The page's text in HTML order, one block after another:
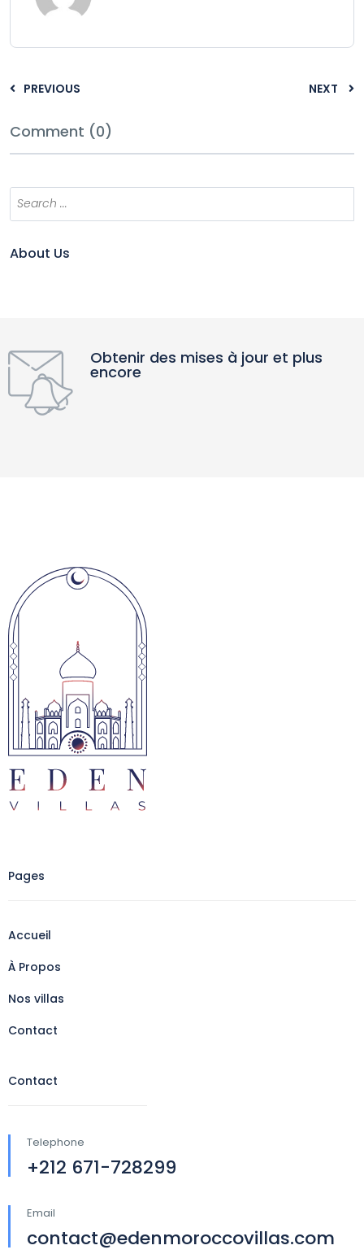
PREVIOUS NEXT
Comment (0)
About Us
Obtenir des mises à jour et plus
encore
Pages
Accueil
À Propos
Nos villas
Contact
Contact
Telephone
+212 671-728299
Email
contact@edenmoroccovillas.com